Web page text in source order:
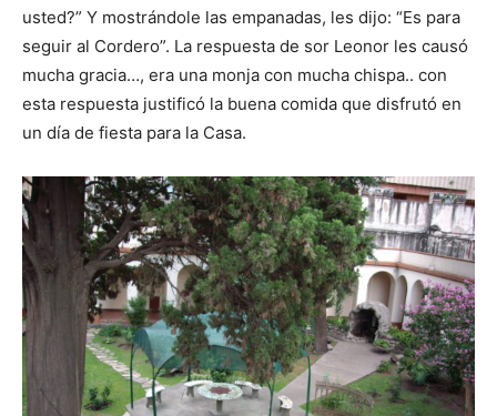
usted?” Y mostrándole las empanadas, les dijo: “Es para
seguir al Cordero”. La respuesta de sor Leonor les causó
mucha gracia…, era una monja con mucha chispa.. con
esta respuesta justificó la buena comida que disfrutó en
un día de fiesta para la Casa.